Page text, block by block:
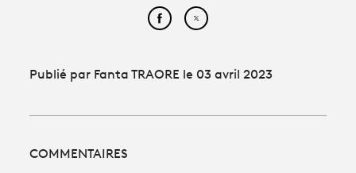
Partager cet article sur
Partager cet article sur
Publié par Fanta TRAORE le 03 avril 2023
COMMENTAIRES